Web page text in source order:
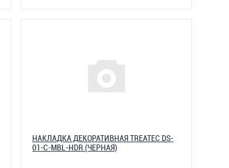
НАКЛАДКА ДЕКОРАТИВНАЯ TREATEC DS-
01-C-MBL-HDR (ЧЕРНАЯ)